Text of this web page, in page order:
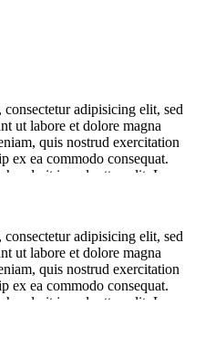
adipisicing elit, sed
ut labore et dolore magna
quis nostrud exercitation
ex ea commodo consequat.
in voluptte velit. Lorem
adipisicing elit, sed do […]
adipisicing elit, sed
ut labore et dolore magna
quis nostrud exercitation
ex ea commodo consequat.
in voluptte velit. Lorem
adipisicing elit, sed do […]